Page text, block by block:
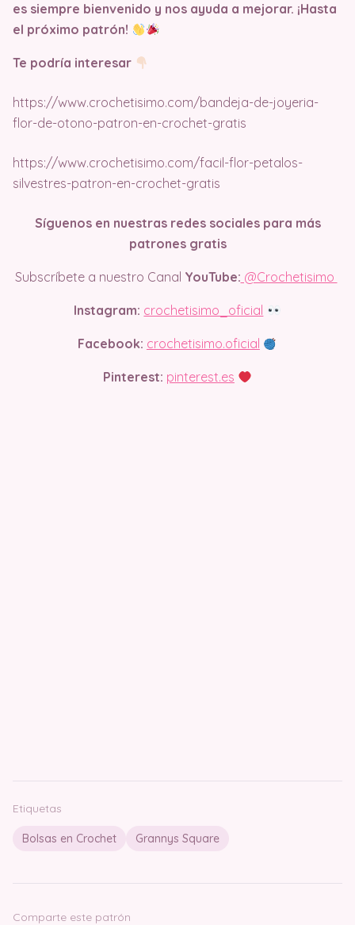
es siempre bienvenido y nos ayuda a mejorar. ¡Hasta
el próximo patrón!
Te podría interesar
https://www.crochetisimo.com/bandeja-de-joyeria-
flor-de-otono-patron-en-crochet-gratis
https://www.crochetisimo.com/facil-flor-petalos-
silvestres-patron-en-crochet-gratis
Síguenos en nuestras redes sociales para más
patrones gratis
Subscríbete a nuestro Canal YouTube: @Crochetisimo
Instagram: crochetisimo_oficial
Facebook: crochetisimo.oficial
Pinterest: pinterest.es
Etiquetas
Bolsas en Crochet Grannys Square
Comparte este patrón